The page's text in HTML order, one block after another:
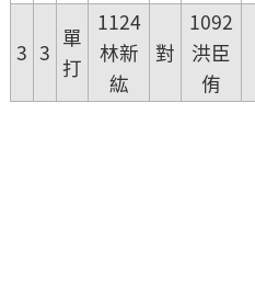
3 3
單
打
1124
林新
紘
對
1092
洪臣
侑